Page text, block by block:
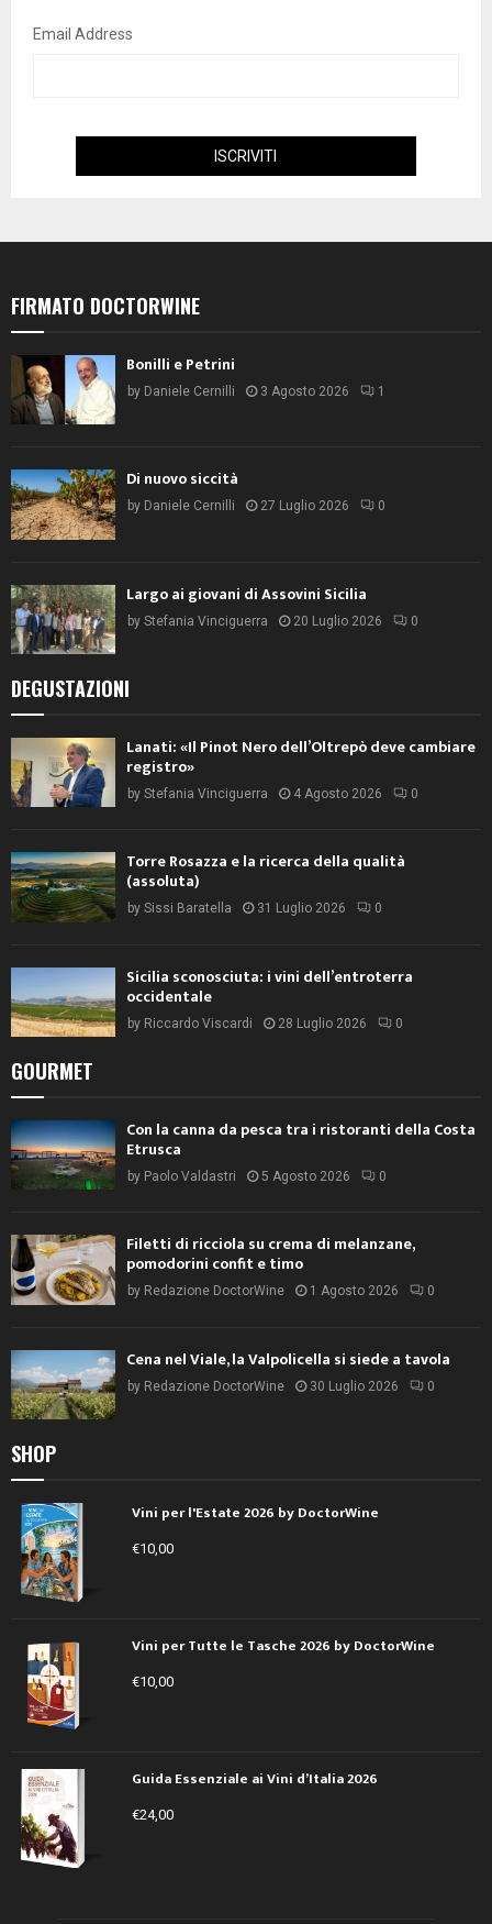
Email Address
FIRMATO DOCTORWINE
Bonilli e Petrini
by Daniele Cernilli 3 Agosto 2026 1
Di nuovo siccità
by Daniele Cernilli 27 Luglio 2026 0
Largo ai giovani di Assovini Sicilia
by Stefania Vinciguerra 20 Luglio 2026 0
DEGUSTAZIONI
Lanati: «Il Pinot Nero dell’Oltrepò deve cambiare
registro»
by Stefania Vinciguerra 4 Agosto 2026 0
Torre Rosazza e la ricerca della qualità
(assoluta)
by Sissi Baratella 31 Luglio 2026 0
Sicilia sconosciuta: i vini dell’entroterra
occidentale
by Riccardo Viscardi 28 Luglio 2026 0
GOURMET
Con la canna da pesca tra i ristoranti della Costa
Etrusca
by Paolo Valdastri 5 Agosto 2026 0
Filetti di ricciola su crema di melanzane,
pomodorini confit e timo
by Redazione DoctorWine 1 Agosto 2026 0
Cena nel Viale, la Valpolicella si siede a tavola
by Redazione DoctorWine 30 Luglio 2026 0
SHOP
Vini per l'Estate 2026 by DoctorWine
€10,00
Vini per Tutte le Tasche 2026 by DoctorWine
€10,00
Guida Essenziale ai Vini d’Italia 2026
€24,00